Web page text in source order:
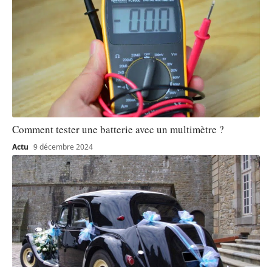
Comment tester une batterie avec un multimètre ?
Actu 9 décembre 2024